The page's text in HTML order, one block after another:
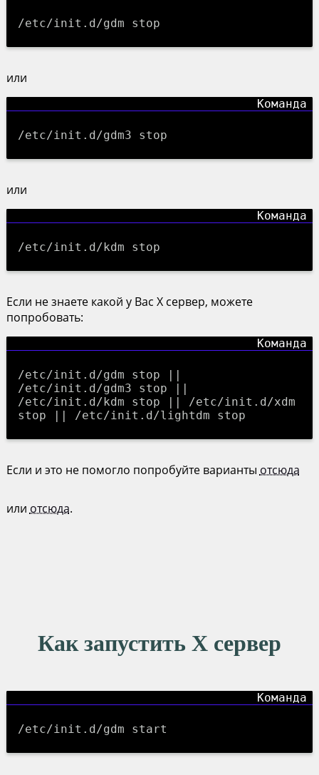
/etc/init.d/gdm stop
или
/etc/init.d/gdm3 stop
или
/etc/init.d/kdm stop
Если не знаете какой у Вас X сервер, можете
попробовать:
/etc/init.d/gdm stop ||
/etc/init.d/gdm3 stop ||
/etc/init.d/kdm stop || /etc/init.d/xdm
stop || /etc/init.d/lightdm stop
Если и это не помогло попробуйте варианты отсюда
или отсюда.
Как запустить X сервер
/etc/init.d/gdm start